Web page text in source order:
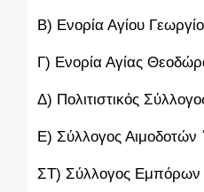
Β) Ενορία Αγίου
Γ) Ενορία Αγίας
Δ) Πολιτιστικός
Ε) Σύλλογος
ΣΤ) Σύλλογος Εμπόρων